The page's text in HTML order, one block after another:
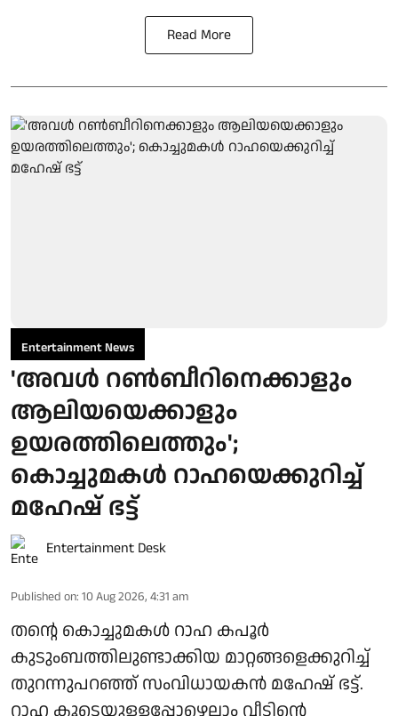
Read More
Entertainment News
'അവള്‍ റണ്‍ബീറിനെക്കാളും
ആലിയയെക്കാളും
ഉയരത്തിലെത്തും';
കൊച്ചുമകള്‍ റാഹയെക്കുറിച്ച്
മഹേഷ് ഭട്ട്
Entertainment Desk
Published on: 10 Aug 2026, 4:31 am
തന്റെ കൊച്ചുമകള്‍ റാഹ കപൂര്‍
കുടുംബത്തിലുണ്ടാക്കിയ മാറ്റങ്ങളെക്കുറിച്ച്
തുറന്നുപറഞ്ഞ് സംവിധായകന്‍ മഹേഷ് ഭട്ട്.
റാഹ കൂടെയുള്ളപ്പോഴെല്ലാം വീടിന്റെ